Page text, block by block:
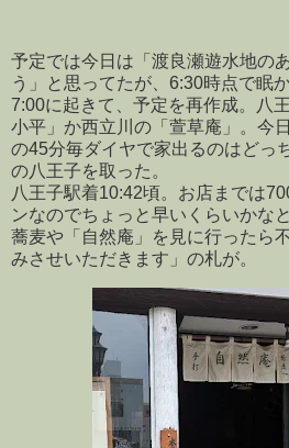
予定では今日は「渡良瀬遊水地の
う」と思ってたが、6:30時点で眠
7:00に起きて、予定を再作成。八
小平」か西立川の「萱草庵」。今
の45分毎ダイヤで家出るのはどっ
の八王子を取った。
八王子駅着10:42頃。お店までは
ンなのでちょっと早いくらいかな
蕎麦や「自然庵」を見に行ったら
みさせいただきます」の札が。